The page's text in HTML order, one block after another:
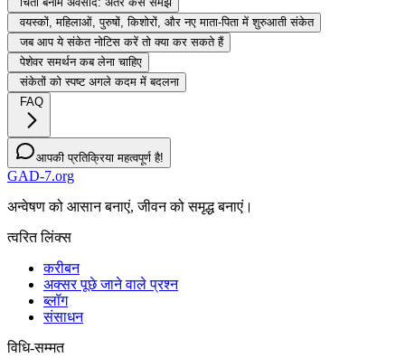
वयस्कों, महिलाओं, पुरुषों, किशोरों, और नए माता-पिता में शुरुआती संकेत
जब आप ये संकेत नोटिस करें तो क्या कर सकते हैं
पेशेवर समर्थन कब लेना चाहिए
संकेतों को स्पष्ट अगले कदम में बदलना
FAQ
आपकी प्रतिक्रिया महत्वपूर्ण है!
GAD-7.org
अन्वेषण को आसान बनाएं, जीवन को समृद्ध बनाएं।
त्वरित लिंक्स
करीबन
अक्सर पूछे जाने वाले प्रश्न
ब्लॉग
संसाधन
विधि-सम्‍मत